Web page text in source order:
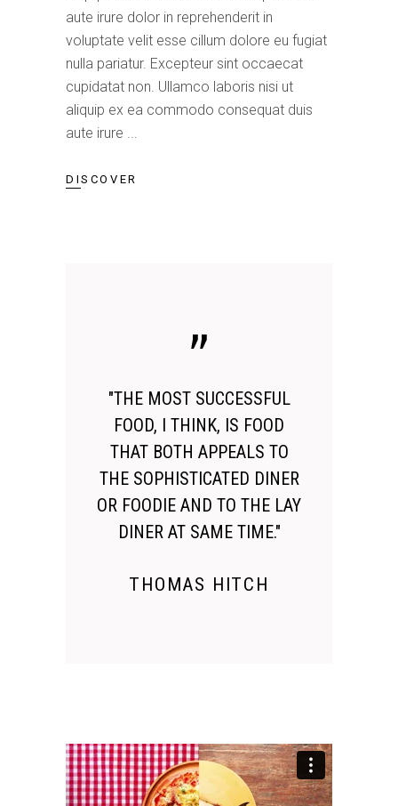
aute irure dolor in reprehenderit in
voluptate velit esse cillum dolore eu fugiat
nulla pariatur. Excepteur sint occaecat
cupidatat non. Ullamco laboris nisi ut
aliquip ex ea commodo consequat duis
aute irure
DISCOVER
"THE MOST SUCCESSFUL
FOOD, I THINK, IS FOOD
THAT BOTH APPEALS TO
THE SOPHISTICATED DINER
OR FOODIE AND TO THE LAY
DINER AT SAME TIME."
THOMAS HITCH